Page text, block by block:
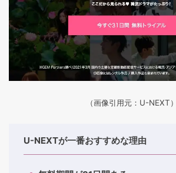
（画像引用元：U-NEXT）
U-NEXTが一番おすすめな理由